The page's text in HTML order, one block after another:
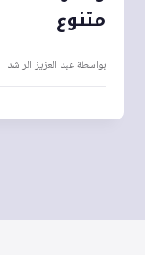
متنوع
بواسطةعبد العزيز الراشد